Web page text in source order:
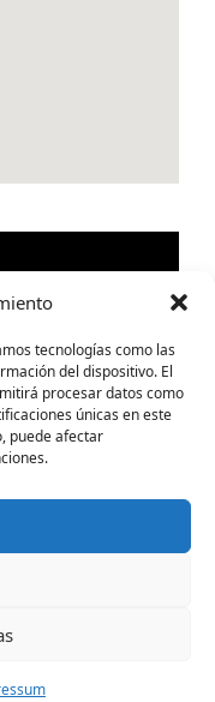
tecnologías como las
del dispositivo. El
procesar datos como
únicas en este
puede afectar